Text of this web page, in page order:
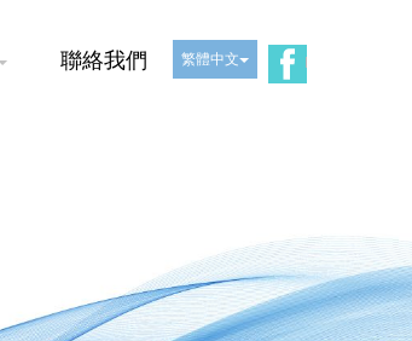
聯絡我們 繁體中文